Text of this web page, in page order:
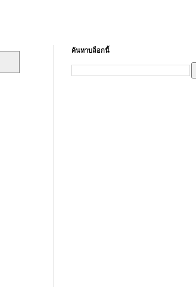
ค้นหาบล็อกนี้